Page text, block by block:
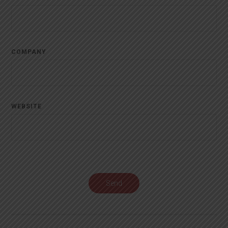
COMPANY
WEBSITE
Send